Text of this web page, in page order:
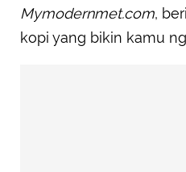
Mymodernmet.com,
kopi yang bikin kamu